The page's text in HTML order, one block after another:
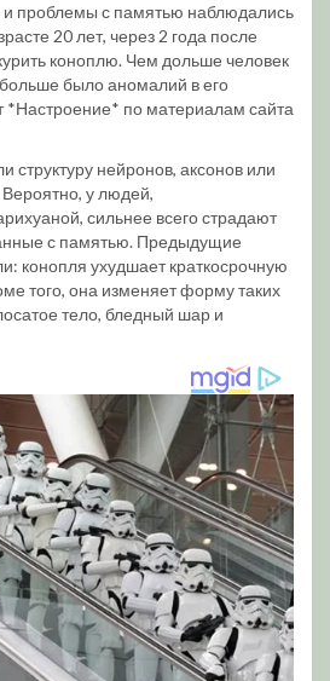
и проблемы с памятью наблюдались
20 лет, через 2 года после
коноплю. Чем дольше человек
было аномалий в его
*Настроение* по материалам сайта
структуру нейронов, аксонов или
у людей,
сильнее всего страдают
с памятью. Предыдущие
конопля ухудшает краткосрочную
того, она изменяет форму таких
тело, бледный шар и